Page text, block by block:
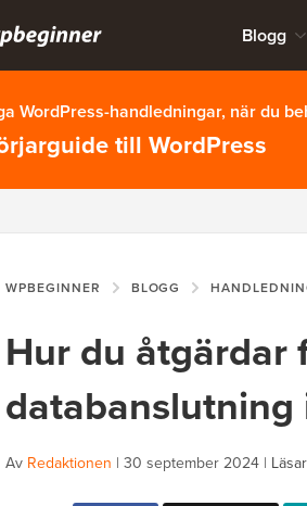
Blogg
WordPress-handledningar, när du
till WordPress
WPBEGINNER BLOGG
Hur du åtgärdar
databanslutning
Av Redaktionen | 30 september 2024 |